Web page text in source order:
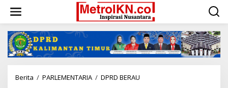
konten
Berita / PARLEMENTARIA / DPRD BERAU